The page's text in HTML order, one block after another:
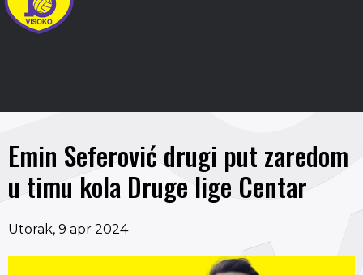
Emin Seferović drugi put zaredom
u timu kola Druge lige Centar
Utorak, 9 apr 2024